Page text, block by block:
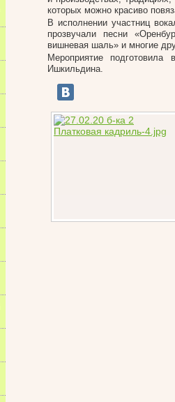
которых можно красиво
В исполнении участниц
прозвучали песни
вишневая шаль» и многие
Мероприятие
Ишкильдина.